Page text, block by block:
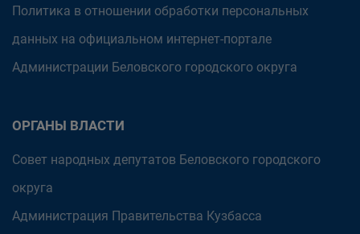
Политика в отношении обработки персональных
данных на официальном интернет-портале
Администрации Беловского городского округа
ОРГАНЫ ВЛАСТИ
Совет народных депутатов Беловского городского
округа
Администрация Правительства Кузбасса